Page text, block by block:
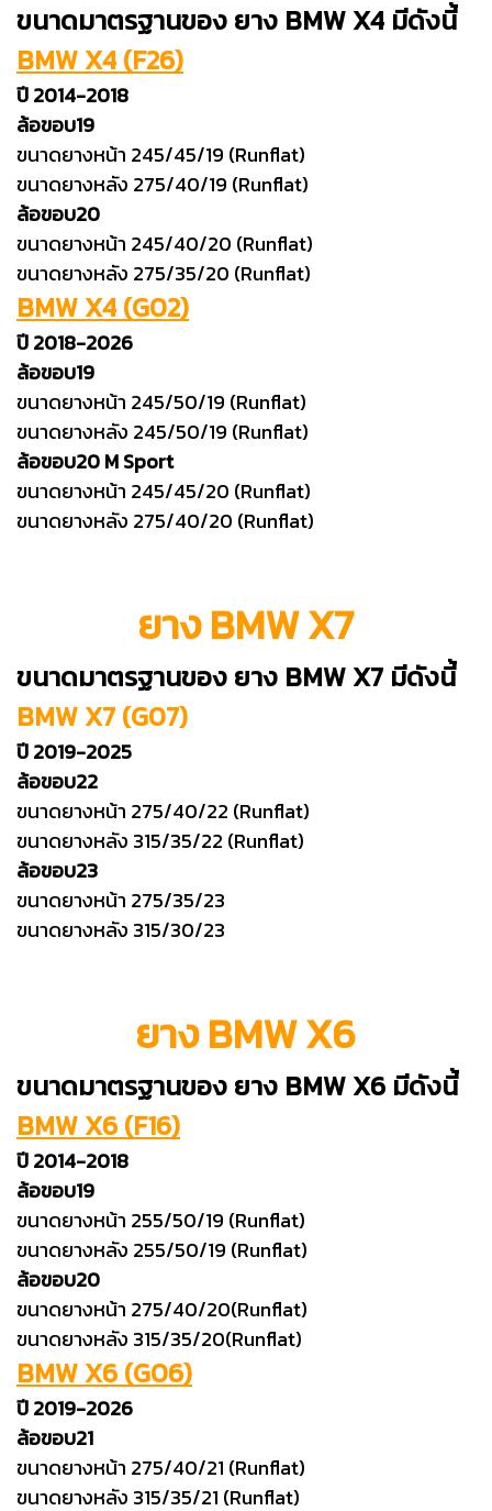
ขนาดมาตรฐานของ ยาง BMW X4 มีดังนี้
BMW X4 (F26)
ปี 2014-2018
ล้อขอบ19
ขนาดยางหน้า 245/45/19 (Runflat)
ขนาดยางหลัง 275/40/19 (Runflat)
ล้อขอบ20
ขนาดยางหน้า 245/40/20 (Runflat)
ขนาดยางหลัง 275/35/20 (Runflat)
BMW X4 (G02)
ปี 2018-2026
ล้อขอบ19
ขนาดยางหน้า 245/50/19 (Runflat)
ขนาดยางหลัง 245/50/19 (Runflat)
ล้อขอบ20 M Sport
ขนาดยางหน้า 245/45/20 (Runflat)
ขนาดยางหลัง 275/40/20 (Runflat)
ยาง BMW X7
ขนาดมาตรฐานของ ยาง BMW X7 มีดังนี้
BMW X7 (G07)
ปี 2019-2025
ล้อขอบ22
ขนาดยางหน้า 275/40/22 (Runflat)
ขนาดยางหลัง 315/35/22 (Runflat)
ล้อขอบ23
ขนาดยางหน้า 275/35/23
ขนาดยางหลัง 315/30/23
ยาง BMW X6
ขนาดมาตรฐานของ ยาง BMW X6 มีดังนี้
BMW X6 (F16)
ปี 2014-2018
ล้อขอบ19
ขนาดยางหน้า 255/50/19 (Runflat)
ขนาดยางหลัง 255/50/19 (Runflat)
ล้อขอบ20
ขนาดยางหน้า 275/40/20(Runflat)
ขนาดยางหลัง 315/35/20(Runflat)
BMW X6 (G06)
ปี 2019-2026
ล้อขอบ21
ขนาดยางหน้า 275/40/21 (Runflat)
ขนาดยางหลัง 315/35/21 (Runflat)